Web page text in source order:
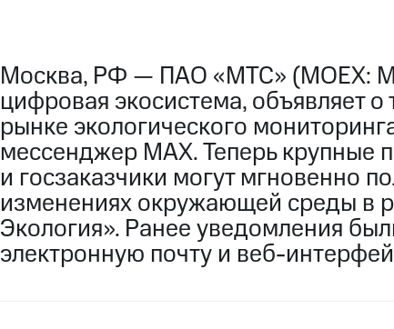
Москва, РФ — ПАО «МТС» (MOEX:
цифровая экосистема, объявляет
рынке экологического
мессенджер MAX. Теперь
и госзаказчики могут мгновенно
изменениях окружающей среды в
Экология». Ранее уведомления
электронную почту и веб-